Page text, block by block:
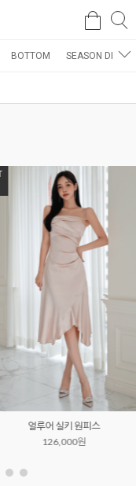
검색
BOTTOM SEASON DRESS
얼루어 실키 원피스
126,000원